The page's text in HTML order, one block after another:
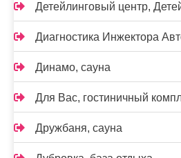
Детейлинговый центр,
Диагностика Инжектора
Динамо, сауна
Для Вас, гостиничный
Дружбаня, сауна